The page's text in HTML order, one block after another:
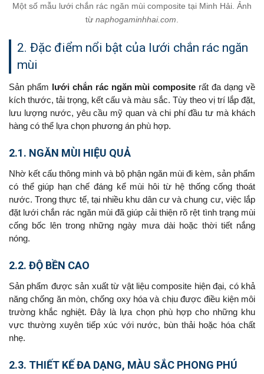
Một số mẫu lưới chắn rác ngăn mùi composite tại Minh Hải. Ảnh
từ naphogaminhhai.com
2. Đặc điểm nổi bật của lưới chắn rác ngăn
mùi
Sản phẩm lưới chắn rác ngăn mùi composite rất đa dạng về
kích thước, tải trọng, kết cấu và màu sắc. Tùy theo vị trí lắp đặt,
lưu lượng nước, yêu cầu mỹ quan và chi phí đầu tư mà khách
hàng có thể lựa chọn phương án phù hợp.
2.1. NGĂN MÙI HIỆU QUẢ
Nhờ kết cấu thông minh và bộ phận ngăn mùi đi kèm, sản phẩm
có thể giúp hạn chế đáng kể mùi hôi từ hệ thống cống thoát
nước. Trong thực tế, tại nhiều khu dân cư và chung cư, việc lắp
đặt lưới chắn rác ngăn mùi đã giúp cải thiện rõ rệt tình trạng mùi
cống bốc lên trong những ngày mưa dài hoặc thời tiết nắng
nóng.
2.2. ĐỘ BỀN CAO
Sản phẩm được sản xuất từ vật liệu composite hiện đại, có khả
năng chống ăn mòn, chống oxy hóa và chịu được điều kiện môi
trường khắc nghiệt. Đây là lựa chọn phù hợp cho những khu
vực thường xuyên tiếp xúc với nước, bùn thải hoặc hóa chất
nhẹ.
2.3. THIẾT KẾ ĐA DẠNG, MÀU SẮC PHONG PHÚ